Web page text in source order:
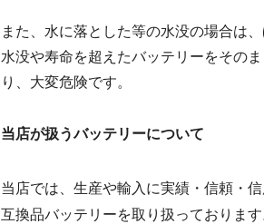
また、水に落とした等の水没の場合は
水没や寿命を超えたバッテリーをその
り、大変危険です。
当店が扱うバッテリーについて
当店では、生産や輸入に実績・信頼・
互換品バッテリーを取り扱っております